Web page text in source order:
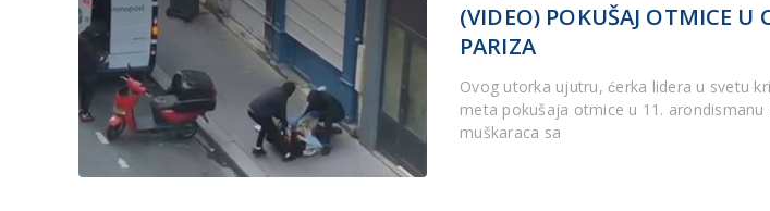
(VIDEO) POKUŠAJ OTMICE U
PARIZA
Ovog utorka ujutru, ćerka lidera u svetu
meta pokušaja otmice u 11. arondismanu
muškaraca sa